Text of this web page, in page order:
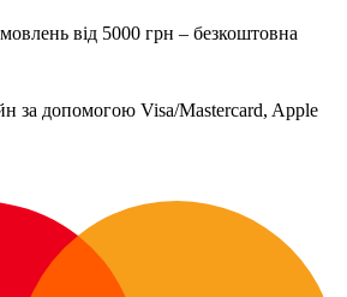
від 5000 грн – безкоштовна
за допомогою Visa/Mastercard, Apple